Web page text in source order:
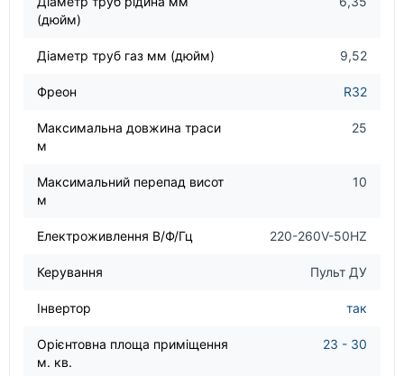
(дюйм)
Діаметр труб газ мм (дюйм) 9,52
Фреон R32
Максимальна довжина траси
м
25
Максимальний перепад висот
м
10
Електроживлення В/Ф/Гц 220-260V-50HZ
Керування Пульт ДУ
Інвертор так
Орієнтовна площа приміщення
м. кв.
23 - 30